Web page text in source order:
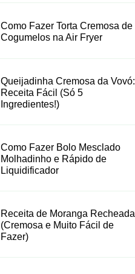
Como Fazer Torta Cremosa de
Cogumelos na Air Fryer
Queijadinha Cremosa da Vovó:
Receita Fácil (Só 5
Ingredientes!)
Como Fazer Bolo Mesclado
Molhadinho e Rápido de
Liquidificador
Receita de Moranga Recheada
(Cremosa e Muito Fácil de
Fazer)